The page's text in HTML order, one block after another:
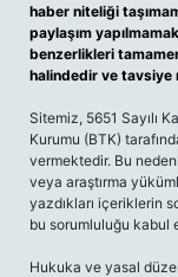
haber niteliği
paylaşım
benzerlikleri
halindedir ve tavsiye
Sitemiz, 5651 Sayılı
Kurumu (BTK)
vermektedir. Bu
veya araştırma
yazdıkları içeriklerin
bu sorumluluğu kabul
Hukuka ve yasal